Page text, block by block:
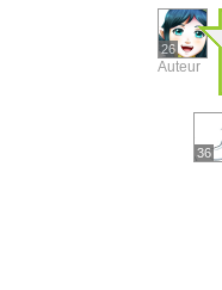
26
Auteur
36